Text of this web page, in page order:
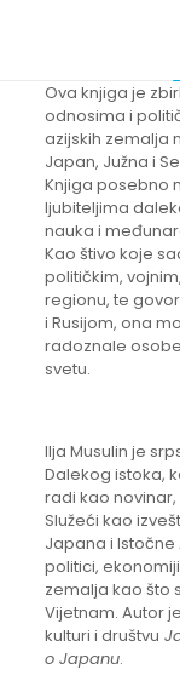
Ova knjiga je
odnosima i
azijskih zemalja
Japan, Južna i
Knjiga posebno
ljubiteljima
nauka i
Kao štivo koje
političkim,
regionu, te
i Rusijom, ona
radoznale
svetu.
Ilja Musulin je
Dalekog istoka,
radi kao
Služeći kao
Japana i
politici,
zemalja kao što
Vijetnam. Autor
kulturi i društvu
o Japanu.